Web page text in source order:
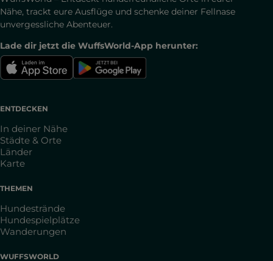
Nähe, trackt eure Ausflüge und schenke deiner Fellnase
unvergessliche Abenteuer.
Lade dir jetzt die WuffsWorld-App herunter:
ENTDECKEN
In deiner Nähe
Städte & Orte
Länder
Karte
THEMEN
Hundestrände
Hundespielplätze
Wanderungen
WUFFSWORLD